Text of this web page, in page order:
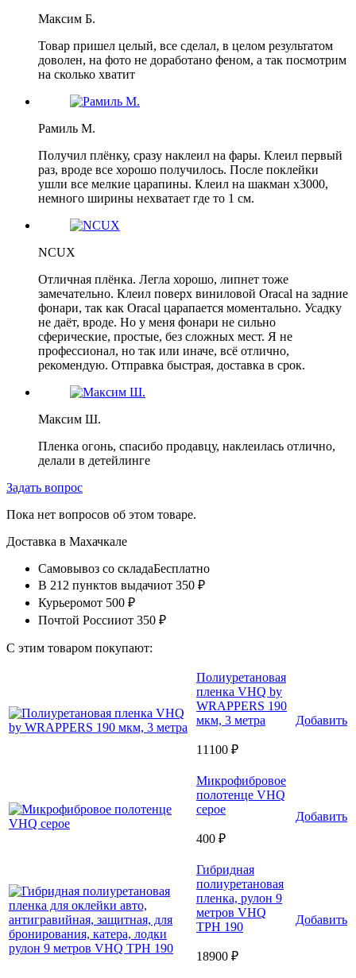
Максим Б.
Товар пришел целый, все сделал, в целом результатом
доволен, на фото не доработано феном, а так посмотрим
на сколько хватит
Рамиль М.
Получил плёнку, сразу наклеил на фары. Клеил первый
раз, вроде все хорошо получилось. После поклейки
ушли все мелкие царапины. Клеил на шакман х3000,
немного ширины нехватает где то 1 см.
NCUX
Отличная плёнка. Легла хорошо, липнет тоже
замечательно. Клеил поверх виниловой Oracal на задние
фонари, так как Oracal царапается моментально. Усадку
не даёт, вроде. Но у меня фонари не сильно
сферические, простые, без сложных мест. Я не
профессионал, но так или иначе, всё отлично,
рекомендую. Отправка быстрая, доставка в срок.
Максим Ш.
Пленка огонь, спасибо продавцу, наклеилась отлично,
делали в детейлинге
Задать вопрос
Пока нет вопросов об этом товаре.
Доставка в Махачкале
Самовывоз со складаБесплатно
В 212 пунктов выдачиот 350 ₽
Курьеромот 500 ₽
Почтой Россииот 350 ₽
С этим товаром покупают:
Полиуретановая
пленка VHQ by
WRAPPERS 190
мкм, 3 метра
11100 ₽
Добавить
Микрофибровое
полотенце VHQ
серое
400 ₽
Добавить
Гибридная
полиуретановая
пленка, рулон 9
метров VHQ
TPH 190
18900 ₽
Добавить